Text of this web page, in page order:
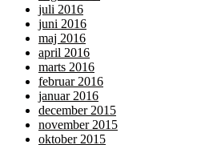
juli 2016
juni 2016
maj 2016
april 2016
marts 2016
februar 2016
januar 2016
december 2015
november 2015
oktober 2015